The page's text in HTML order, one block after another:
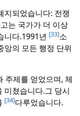
지되었습니다: 전쟁
는 국가가 더 이상
니다.1991년 [33]소
앙의 모든 행정 단위
주제를 얻었으며, 체
미쳤습니다.그 당시
[34]다루었습니다.